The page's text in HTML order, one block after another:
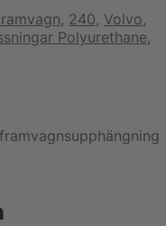
, 240, Volvo,
Polyurethane,